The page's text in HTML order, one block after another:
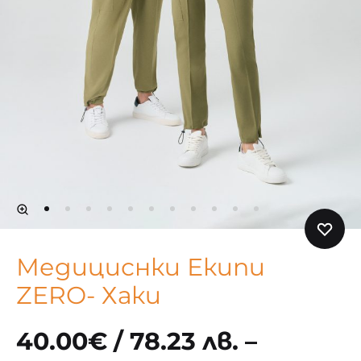
Медициснки Екипи
ZERO- Хаки
40.00€ / 78.23 лв. –